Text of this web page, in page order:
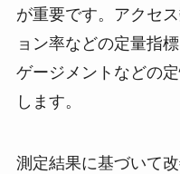
が重要です。アクセ
ョン率などの定量指
ゲージメントなどの
します。
測定結果に基づいて